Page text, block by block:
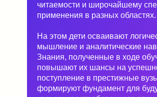
читаемости и широчайшему
применения в разных областях.
На этом дети осваивают
мышление и аналитические
Знания, полученные в ходе
повышают их шансы на
поступление в престижные
формируют фундамент для